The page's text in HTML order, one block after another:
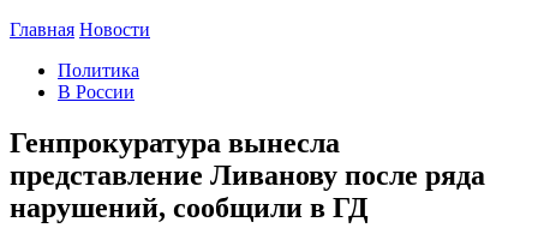
Главная Новости
Политика
В России
Генпрокуратура вынесла
представление Ливанову после ряда
нарушений, сообщили в ГД